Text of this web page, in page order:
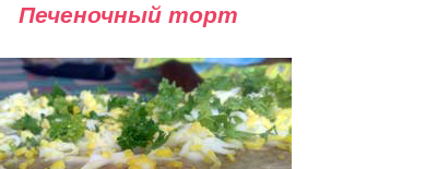
Печеночный торт